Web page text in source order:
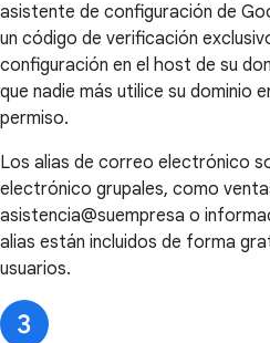
asistente de configuración de
un código de verificación
configuración en el host de su
que nadie más utilice su dominio
permiso.
Los alias de correo electrónico
electrónico grupales, como
asistencia@suempresa o
alias están incluidos de forma
usuarios.